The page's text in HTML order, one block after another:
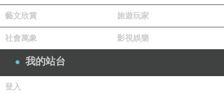
Pure One-法蘭絨兩用被床包組系列"
商品訊息功能
商品訊息描述
藝文欣賞 旅遊玩家
社會萬象 影視娛樂
我的站台
登入